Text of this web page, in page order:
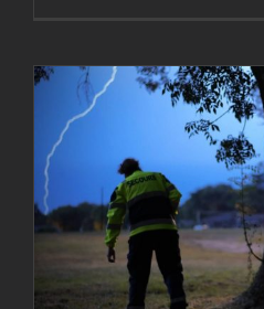
Photos
Actualités Hestejada